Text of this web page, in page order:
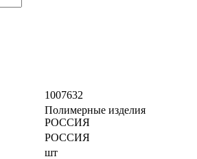
1007632
Полимерные изделия
РОССИЯ
РОССИЯ
шт